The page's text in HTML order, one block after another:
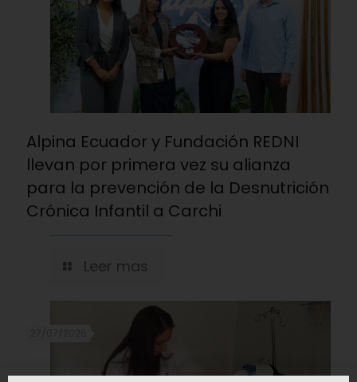
Alpina Ecuador y Fundación REDNI
llevan por primera vez su alianza
para la prevención de la Desnutrición
Crónica Infantil a Carchi
Leer mas